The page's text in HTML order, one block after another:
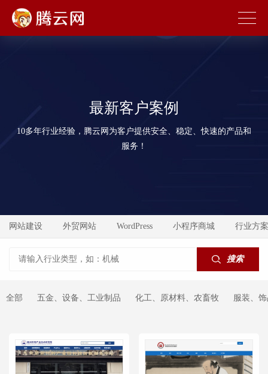
最新客户案例
10多年行业经验，腾云网为客户提供安全、稳定、快速的产品和
服务！
网站建设 外贸网站 WordPress 小程序商城 行业方案
搜索
全部 五金、设备、工业制品 化工、原材料、农畜牧 服装、